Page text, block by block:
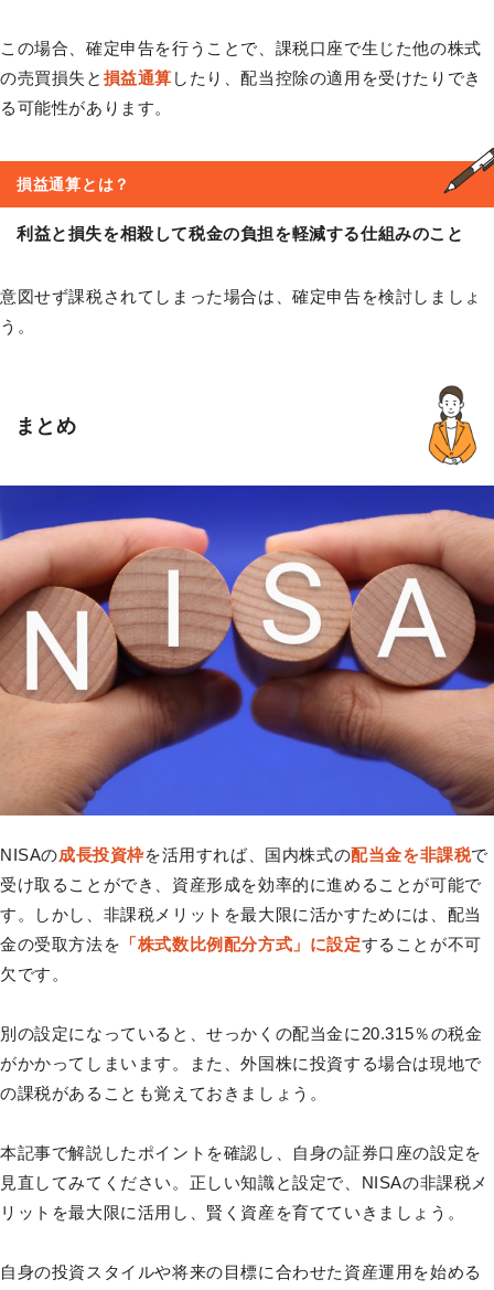
この場合、確定申告を行うことで、課税口座で生じた他の株式
の売買損失と 損益通算 したり、配当控除の適用を受けたりでき
る可能性があります。
損益通算とは？
利益と損失を相殺して税金の負担を軽減する仕組みのこと
意図せず課税されてしまった場合は、確定申告を検討しましょ
う。
まとめ
NISAの成長投資枠を活用すれば、国内株式の配当金を非課税で
受け取ることができ、資産形成を効率的に進めることが可能で
す。しかし、非課税メリットを最大限に活かすためには、配当
金の受取方法を 「株式数比例配分方式」に設定することが不可
欠です。
別の設定になっていると、せっかくの配当金に20.315％の税金
がかかってしまいます。また、外国株に投資する場合は現地で
の課税があることも覚えておきましょう。
本記事で解説したポイントを確認し、自身の証券口座の設定を
見直してみてください。正しい知識と設定で、NISAの非課税メ
リットを最大限に活用し、賢く資産を育てていきましょう。
自身の投資スタイルや将来の目標に合わせた資産運用を始める